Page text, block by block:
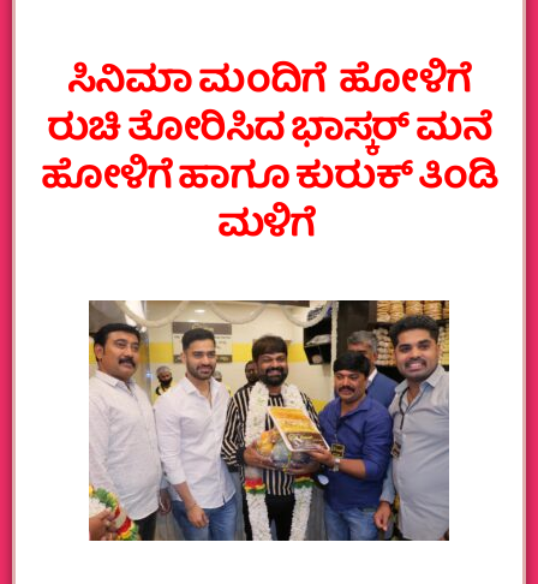
ಸಿನಿಮಾ ಮಂದಿಗೆ ಹೋಳಿಗೆ
ರುಚಿ ತೋರಿಸಿದ ಭಾಸ್ಕರ್‌ ಮನೆ
ಹೋಳಿಗೆ ಹಾಗೂ ಕುರುಕ್‌ ತಿಂಡಿ
ಮಳಿಗೆ